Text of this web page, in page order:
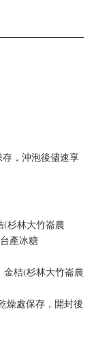
存 ，沖泡後儘速享
(杉林大竹崙農
產冰糖
桔(杉林大竹崙農
燥處保存 ， 開封後